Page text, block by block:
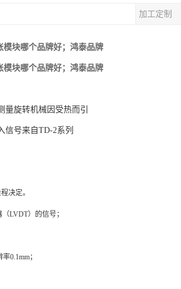
加工定制
模块哪个品牌好；鸿泰品牌
模块哪个品牌好；鸿泰品牌
量旋转机械因受热而引
信号来自TD-2系列
决定。
LVDT） 的信号；
率0.1mm；